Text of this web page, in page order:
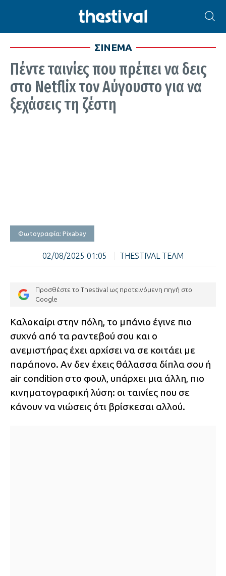
ΣΙΝΕΜΑ
Πέντε ταινίες που πρέπει να δεις
στο Netflix τον Αύγουστο για να
ξεχάσεις τη ζέστη
Φωτογραφία: Pixabay
02/08/2025 01:05 THESTIVAL TEAM
Προσθέστε το Thestival ως προτεινόμενη πηγή στο
Google
Καλοκαίρι στην πόλη, το μπάνιο έγινε πιο
συχνό από τα ραντεβού σου και ο
ανεμιστήρας έχει αρχίσει να σε κοιτάει με
παράπονο. Αν δεν έχεις θάλασσα δίπλα σου ή
air condition στο φουλ, υπάρχει μια άλλη, πιο
κινηματογραφική λύση: οι ταινίες που σε
κάνουν να νιώσεις ότι βρίσκεσαι αλλού.